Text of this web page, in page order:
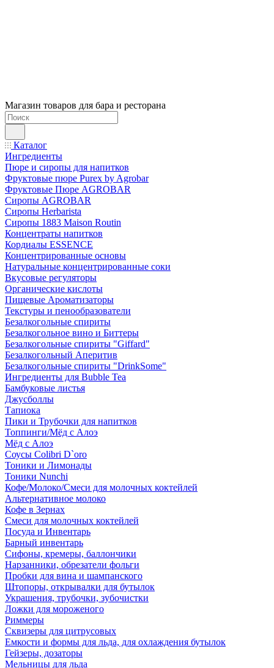
Магазин товаров для бара и ресторана
Каталог
Ингредиенты
Пюре и сиропы для напитков
Фруктовые пюре Purex by Agrobar
Фруктовые Пюре AGROBAR
Сиропы AGROBAR
Сиропы Herbarista
Сиропы 1883 Maison Routin
Концентраты напитков
Кордиалы ESSENCE
Концентрированные основы
Натуральные концентрированные соки
Вкусовые регуляторы
Органические кислоты
Пищевые Ароматизаторы
Текстуры и пенообразователи
Безалкогольные спириты
Безалкогольное вино и Биттеры
Безалкогольные спириты "Giffard"
Безалкогольный Аперитив
Безалкогольные спириты "DrinkSome"
Ингредиенты для Bubble Tea
Бамбуковые листья
Джусболлы
Тапиока
Пики и Трубочки для напитков
Топпинги/Мёд с Алоэ
Мёд с Алоэ
Соусы Colibri D`oro
Тоники и Лимонады
Тоники Nunchi
Кофе/Молоко/Смеси для молочных коктейлей
Альтернативное молоко
Кофе в Зернах
Смеси для молочных коктейлей
Посуда и Инвентарь
Барный инвентарь
Сифоны, кремеры, баллончики
Нарзанники, обрезатели фольги
Пробки для вина и шампанского
Штопоры, открывалки для бутылок
Украшения, трубочки, зубочистки
Ложки для мороженого
Риммеры
Сквизеры для цитрусовых
Емкости и формы для льда, для охлаждения бутылок
Гейзеры, дозаторы
Мельницы для льда